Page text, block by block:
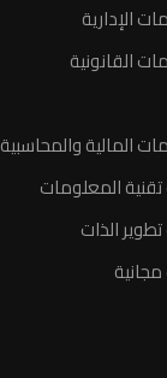
الإدارية
القانونية
المالية والمحاسبية
المعلومات
الذات